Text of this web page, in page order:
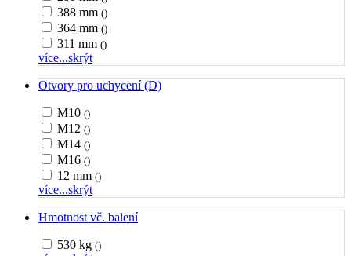
388 mm ()
364 mm ()
311 mm ()
více...skrýt
Otvory pro uchycení (D)
M10 ()
M12 ()
M14 ()
M16 ()
12 mm ()
více...skrýt
Hmotnost vč. balení
530 kg ()